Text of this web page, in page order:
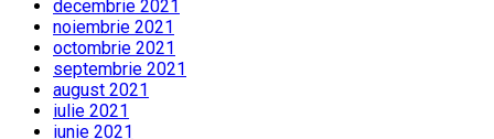
decembrie 2021
noiembrie 2021
octombrie 2021
septembrie 2021
august 2021
iulie 2021
iunie 2021